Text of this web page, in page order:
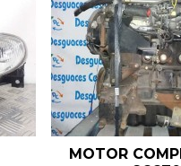
MOTOR